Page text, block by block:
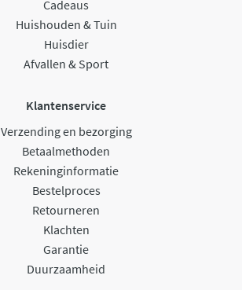
Cadeaus
Huishouden & Tuin
Huisdier
Afvallen & Sport
Klantenservice
Verzending en bezorging
Betaalmethoden
Rekeninginformatie
Bestelproces
Retourneren
Klachten
Garantie
Duurzaamheid